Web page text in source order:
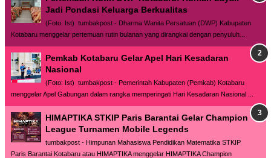
Jadi Pondasi Keluarga Berkualitas
(Foto: Ist) tumbakpost - Dharma Wanita Persatuan (DWP) Kabupaten
Kotabaru menggelar pertemuan rutin bulanan yang dirangkai dengan penyuluh...
Pemkab Kotabaru Gelar Apel Hari Kesadaran
Nasional
(Foto: Ist) tumbakpost - Pemerintah Kabupaten (Pemkab) Kotabaru
menggelar Apel Gabungan dalam rangka memperingati Hari Kesadaran Nasional ...
HIMAPTIKA STKIP Paris Barantai Gelar Champion
League Turnamen Mobile Legends
tumbakpost - Himpunan Mahasiswa Pendidikan Matematika STKIP
Paris Barantai Kotabaru atau HIMAPTIKA menggelar HIMAPTIKA Champion